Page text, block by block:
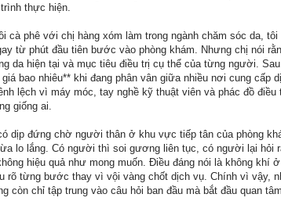
thực hiện.
cà phê với chị hàng xóm làm trong ngành chăm sóc da,
từ phút đầu tiên bước vào phòng khám. Nhưng chị nói
da hiện tại và mục tiêu điều trị cụ thể của từng người.
bao nhiêu** khi đang phân vân giữa nhiều nơi cung cấp
lệch vì máy móc, tay nghề kỹ thuật viên và phác đồ
giống ai.
dịp đứng chờ người thân ở khu vực tiếp tân của phòng
lo lắng. Có người thì soi gương liên tục, có người lại hỏi
hiệu quả như mong muốn. Điều đáng nói là không khí
rõ từng bước thay vì vội vàng chốt dịch vụ. Chính vì vậy,
còn chỉ tập trung vào câu hỏi ban đầu mà bắt đầu quan